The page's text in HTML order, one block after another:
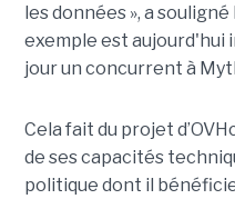
les données », a
exemple est aujourd'hui
jour un concurrent à
Cela fait du projet
de ses capacités
politique dont il